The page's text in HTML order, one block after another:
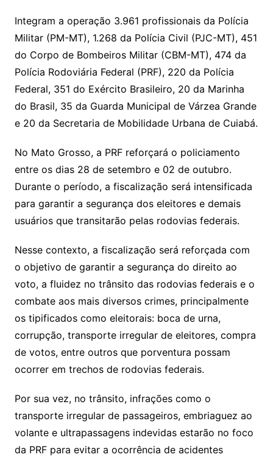
Integram a operação 3.961 profissionais da Polícia
Militar (PM-MT), 1.268 da Polícia Civil (PJC-MT), 451
do Corpo de Bombeiros Militar (CBM-MT), 474 da
Polícia Rodoviária Federal (PRF), 220 da Polícia
Federal, 351 do Exército Brasileiro, 20 da Marinha
do Brasil, 35 da Guarda Municipal de Várzea Grande
e 20 da Secretaria de Mobilidade Urbana de Cuiabá.
No Mato Grosso, a PRF reforçará o policiamento
entre os dias 28 de setembro e 02 de outubro.
Durante o período, a fiscalização será intensificada
para garantir a segurança dos eleitores e demais
usuários que transitarão pelas rodovias federais.
Nesse contexto, a fiscalização será reforçada com
o objetivo de garantir a segurança do direito ao
voto, a fluidez no trânsito das rodovias federais e o
combate aos mais diversos crimes, principalmente
os tipificados como eleitorais: boca de urna,
corrupção, transporte irregular de eleitores, compra
de votos, entre outros que porventura possam
ocorrer em trechos de rodovias federais.
Por sua vez, no trânsito, infrações como o
transporte irregular de passageiros, embriaguez ao
volante e ultrapassagens indevidas estarão no foco
da PRF para evitar a ocorrência de acidentes